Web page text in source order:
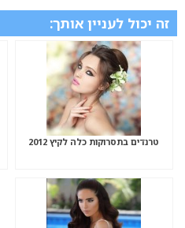
זה יכול לעניין אותך:
טרנדים בתסרוקות כלה לקיץ 2012